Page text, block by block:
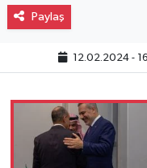
Paylaş
12.02.2024 -